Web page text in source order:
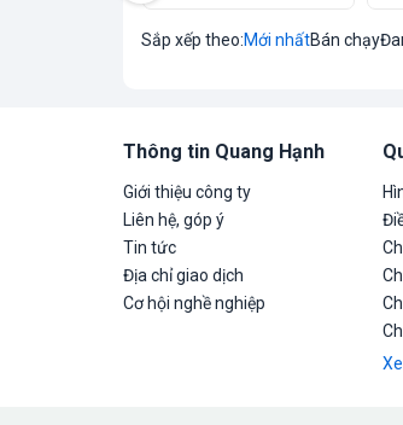
Sắp xếp theo:Mới nhấtBán chạy
Thông tin Quang Hạnh
Giới thiệu công ty
Liên hệ, góp ý
Tin tức
Địa chỉ giao dịch
Cơ hội nghề nghiệp